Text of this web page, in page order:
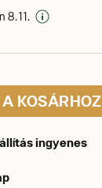
8. 11.
KOSÁRHOZ
ingyenes